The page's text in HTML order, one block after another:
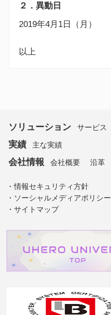
２．異動日
2019年4月1日（月）
以上
ソリューション サービス
実績 主な実績
会社情報 会社概要 沿革
情報セキュリティ方針
ソーシャルメディアポリシー
サイトマップ